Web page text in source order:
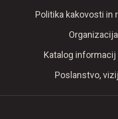
Politika kakovosti in
Katalog informacij
Poslanstvo,